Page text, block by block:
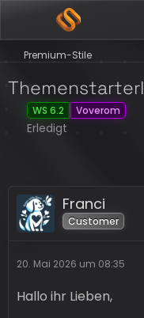
Premium-Stile
WS 6.2 Voverom
Erledigt
Franci
Customer
20. Mai 2026 um 08:35
Hallo ihr Lieben,